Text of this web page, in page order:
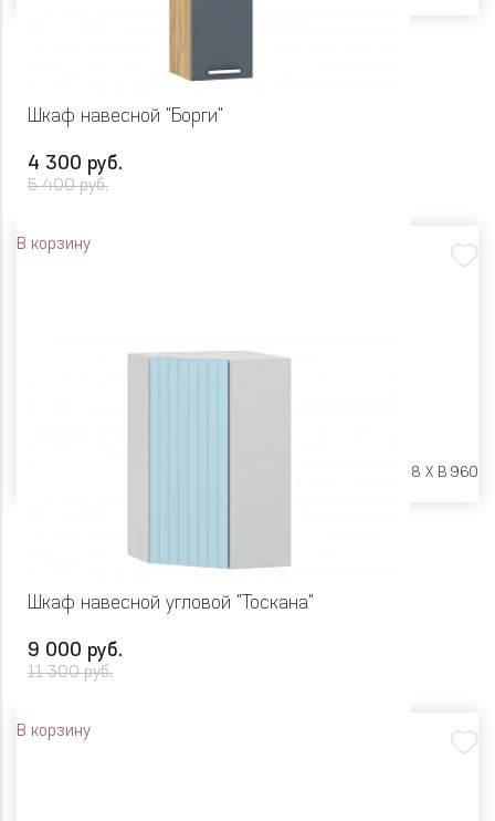
Шкаф навесной "Борги"
4 300 руб.
5 400 руб.
В корзину
Ш 300 X Г 318 X В 960
Шкаф навесной угловой "Тоскана"
9 000 руб.
11 300 руб.
В корзину